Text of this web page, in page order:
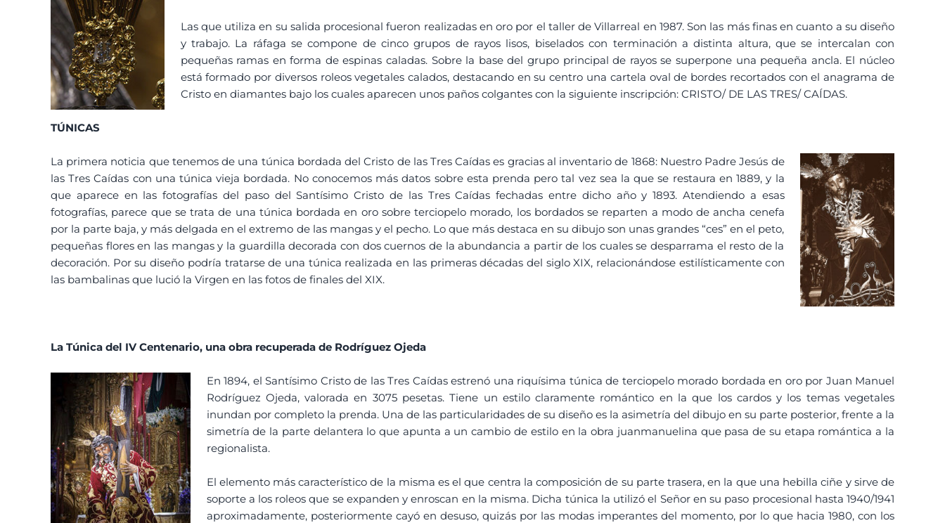
Las que utiliza en su salida procesional fueron realizadas en oro por el taller de Villarreal en 1987. Son las más finas en cuanto a su diseño
y trabajo. La ráfaga se compone de cinco grupos de rayos lisos, biselados con terminación a distinta altura, que se intercalan con
pequeñas ramas en forma de espinas caladas. Sobre la base del grupo principal de rayos se superpone una pequeña ancla. El núcleo
está formado por diversos roleos vegetales calados, destacando en su centro una cartela oval de bordes recortados con el anagrama de
Cristo en diamantes bajo los cuales aparecen unos paños colgantes con la siguiente inscripción: CRISTO/ DE LAS TRES/ CAÍDAS.
TÚNICAS
La primera noticia que tenemos de una túnica bordada del Cristo de las Tres Caídas es gracias al inventario de 1868: Nuestro Padre Jesús de
las Tres Caídas con una túnica vieja bordada. No conocemos más datos sobre esta prenda pero tal vez sea la que se restaura en 1889, y la
que aparece en las fotografías del paso del Santísimo Cristo de las Tres Caídas fechadas entre dicho año y 1893. Atendiendo a esas
fotografías, parece que se trata de una túnica bordada en oro sobre terciopelo morado, los bordados se reparten a modo de ancha cenefa
por la parte baja, y más delgada en el extremo de las mangas y el pecho. Lo que más destaca en su dibujo son unas grandes “ces” en el peto,
pequeñas flores en las mangas y la guardilla decorada con dos cuernos de la abundancia a partir de los cuales se desparrama el resto de la
decoración. Por su diseño podría tratarse de una túnica realizada en las primeras décadas del siglo XIX, relacionándose estilísticamente con
las bambalinas que lució la Virgen en las fotos de finales del XIX.
La Túnica del IV Centenario, una obra recuperada de Rodríguez Ojeda
En 1894, el Santísimo Cristo de las Tres Caídas estrenó una riquísima túnica de terciopelo morado bordada en oro por Juan Manuel
Rodríguez Ojeda, valorada en 3075 pesetas. Tiene un estilo claramente romántico en la que los cardos y los temas vegetales
inundan por completo la prenda. Una de las particularidades de su diseño es la asimetría del dibujo en su parte posterior, frente a la
simetría de la parte delantera lo que apunta a un cambio de estilo en la obra juanmanuelina que pasa de su etapa romántica a la
regionalista.
El elemento más característico de la misma es el que centra la composición de su parte trasera, en la que una hebilla ciñe y sirve de
soporte a los roleos que se expanden y enroscan en la misma. Dicha túnica la utilizó el Señor en su paso procesional hasta 1940/1941
aproximadamente, posteriormente cayó en desuso, quizás por las modas imperantes del momento, por lo que hacia 1980, con los